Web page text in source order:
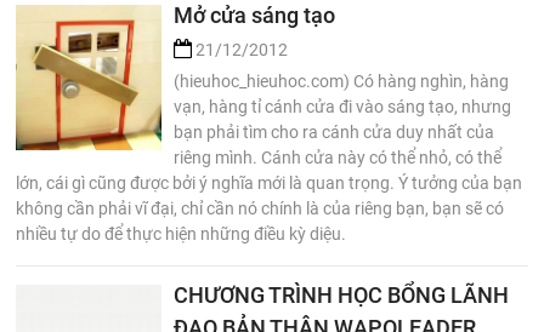
Mở cửa sáng tạo
21/12/2012
(hieuhoc_hieuhoc.com) Có hàng nghìn, hàng
vạn, hàng tỉ cánh cửa đi vào sáng tạo, nhưng
bạn phải tìm cho ra cánh cửa duy nhất của
riêng mình. Cánh cửa này có thể nhỏ, có thể
lớn, cái gì cũng được bởi ý nghĩa mới là quan trọng. Ý tưởng của bạn
không cần phải vĩ đại, chỉ cần nó chính là của riêng bạn, bạn sẽ có
nhiều tự do để thực hiện những điều kỳ diệu.
CHƯƠNG TRÌNH HỌC BỔNG LÃNH